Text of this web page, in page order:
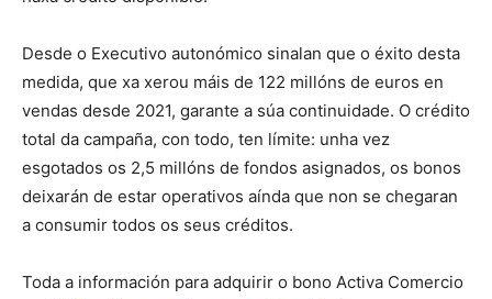
Desde o Executivo autonómico sinalan que o éxito desta
medida, que xa xerou máis de 122 millóns de euros en
vendas desde 2021, garante a súa continuidade. O crédito
total da campaña, con todo, ten límite: unha vez
esgotados os 2,5 millóns de fondos asignados, os bonos
deixarán de estar operativos aínda que non se chegaran
a consumir todos os seus créditos.
Toda a información para adquirir o bono Activa Comercio